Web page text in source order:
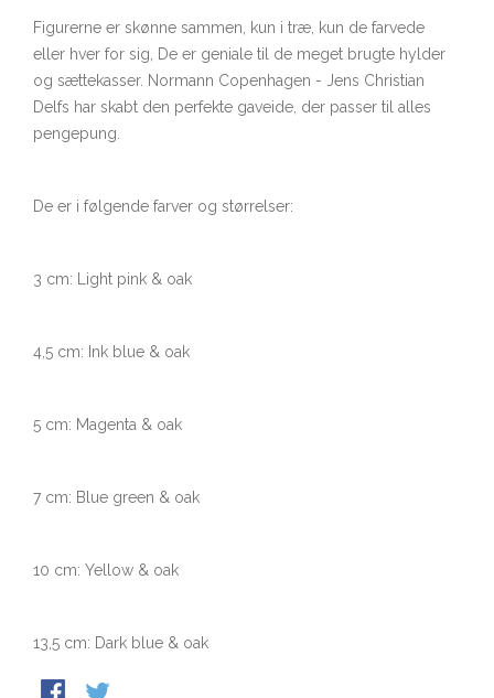
Figurerne er skønne sammen, kun i træ, kun de farvede
eller hver for sig, De er geniale til de meget brugte hylder
og sættekasser. Normann Copenhagen - Jens Christian
Delfs har skabt den perfekte gaveide, der passer til alles
pengepung.
De er i følgende farver og størrelser:
3 cm: Light pink & oak
4,5 cm: Ink blue & oak
5 cm: Magenta & oak
7 cm: Blue green & oak
10 cm: Yellow & oak
13,5 cm: Dark blue & oak